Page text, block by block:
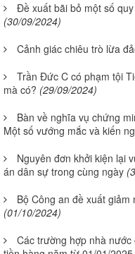
Đề xuất bãi bỏ một số
(30/09/2024)
Cảnh giác chiêu trò lừa
Trần Đức C có phạm tội
mà có? (29/09/2024)
Bàn về nghĩa vụ chứng
Một số vướng mắc và kiến
Nguyên đơn khởi kiện lại
án dân sự trong cùng ngày
Bộ Công an đề xuất
(01/10/2024)
Các trường hợp nhà